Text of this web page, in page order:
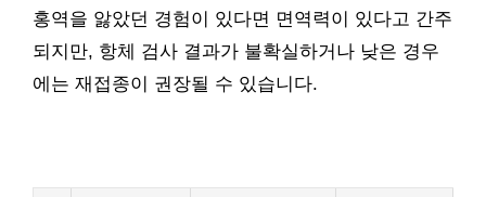
홍역을 앓았던 경험이 있다면 면역력이 있다고 간주
되지만, 항체 검사 결과가 불확실하거나 낮은 경우
에는 재접종이 권장될 수 있습니다.